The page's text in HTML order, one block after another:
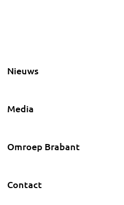
Nieuws
Media
Omroep Brabant
Contact